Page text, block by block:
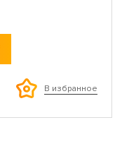
В избранное